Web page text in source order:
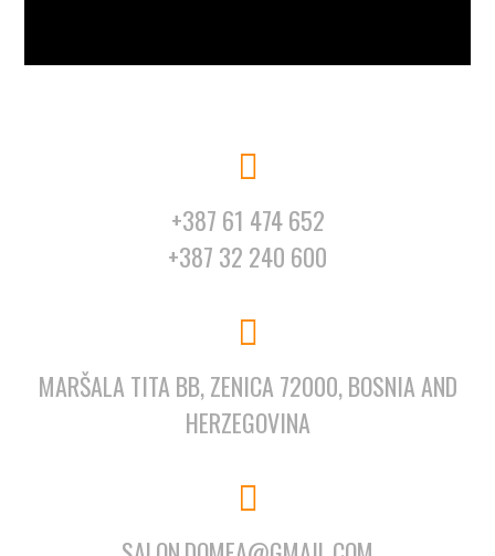
+387 61 474 652
+387 32 240 600
MARŠALA TITA BB, ZENICA 72000, BOSNIA AND
HERZEGOVINA